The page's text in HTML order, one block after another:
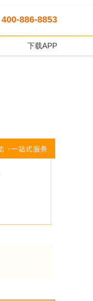
400-886-8853
下载APP